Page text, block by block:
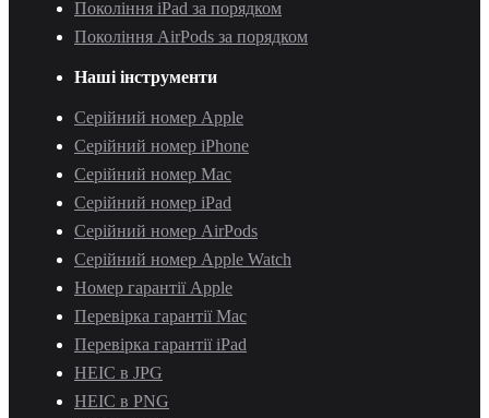
Покоління iPad за порядком
Покоління AirPods за порядком
Наші інструменти
Серійний номер Apple
Серійний номер iPhone
Серійний номер Mac
Серійний номер iPad
Серійний номер AirPods
Серійний номер Apple Watch
Номер гарантії Apple
Перевірка гарантії Mac
Перевірка гарантії iPad
HEIC в JPG
HEIC в PNG